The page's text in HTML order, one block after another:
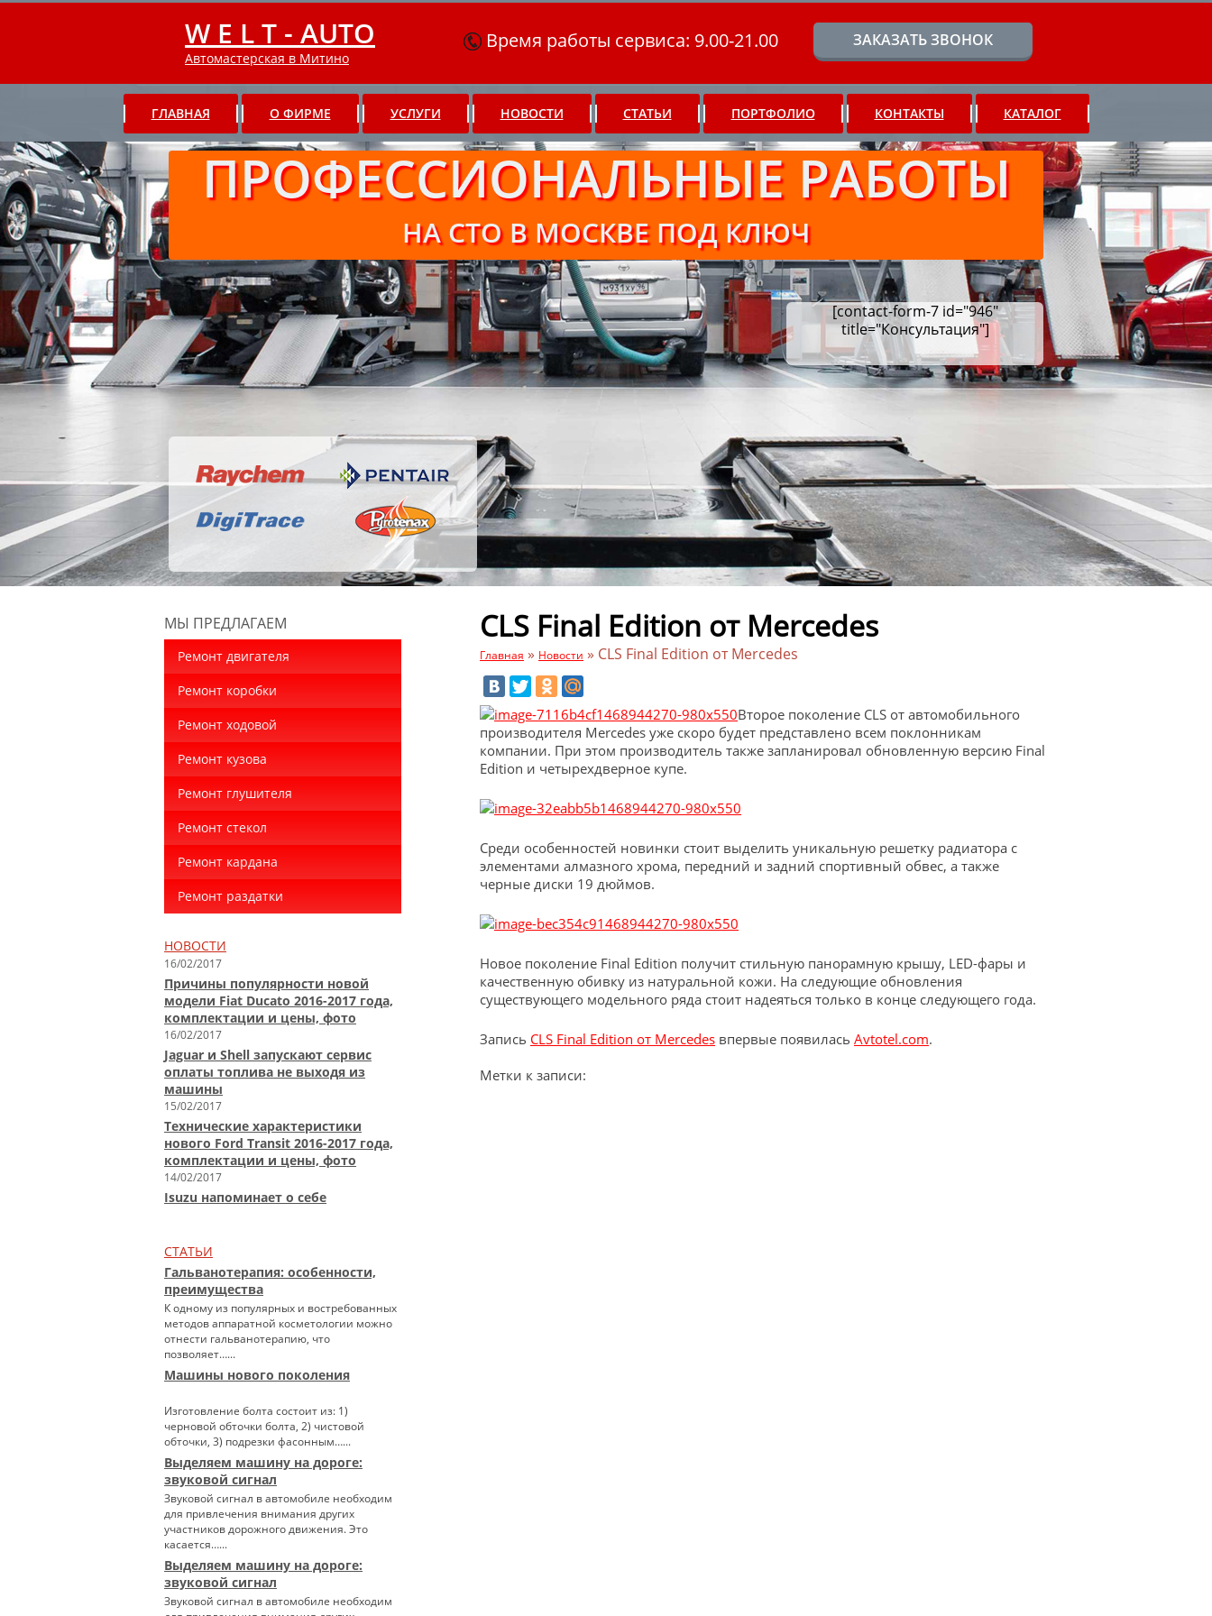
W E L T - AUTO
Автомастерская в Митино
Время работы сервиса: 9.00-21.00 ЗАКАЗАТЬ ЗВОНОК
ГЛАВНАЯ О ФИРМЕ УСЛУГИ НОВОСТИ СТАТЬИ ПОРТФОЛИО КОНТАКТЫ КАТАЛОГ
ПРОФЕССИОНАЛЬНЫЕ РАБОТЫ
НА СТО В МОСКВЕ ПОД КЛЮЧ
[contact-form-7 id="946"
title="Консультация"]
МЫ ПРЕДЛАГАЕМ
Ремонт двигателя
Ремонт коробки
Ремонт ходовой
Ремонт кузова
Ремонт глушителя
Ремонт стекол
Ремонт кардана
Ремонт раздатки
НОВОСТИ
16/02/2017
Причины популярности новой
модели Fiat Ducato 2016-2017 года,
комплектации и цены, фото
16/02/2017
Jaguar и Shell запускают сервис
оплаты топлива не выходя из
машины
15/02/2017
Технические характеристики
нового Ford Transit 2016-2017 года,
комплектации и цены, фото
14/02/2017
Isuzu напоминает о себе
СТАТЬИ
Гальванотерапия: особенности,
преимущества
К одному из популярных и востребованных
методов аппаратной косметологии можно
отнести гальванотерапию, что
позволяет…...
Машины нового поколения
Изготовление болта состоит из: 1)
черновой обточки болта, 2) чистовой
обточки, 3) подрезки фасонным…...
Выделяем машину на дороге:
звуковой сигнал
Звуковой сигнал в автомобиле необходим
для привлечения внимания других
участников дорожного движения. Это
касается…...
Выделяем машину на дороге:
звуковой сигнал
Звуковой сигнал в автомобиле необходим
CLS Final Edition от Mercedes
Главная » Новости » CLS Final Edition от Mercedes
Второе поколение CLS от автомобильного
производителя Mercedes уже скоро будет представлено всем поклонникам
компании. При этом производитель также запланировал обновленную версию Final
Edition и четырехдверное купе.
Среди особенностей новинки стоит выделить уникальную решетку радиатора с
элементами алмазного хрома, передний и задний спортивный обвес, а также
черные диски 19 дюймов.
Новое поколение Final Edition получит стильную панорамную крышу, LED-фары и
качественную обивку из натуральной кожи. На следующие обновления
существующего модельного ряда стоит надеяться только в конце следующего года.
Запись CLS Final Edition от Mercedes впервые появилась Avtotel.com.
Метки к записи: